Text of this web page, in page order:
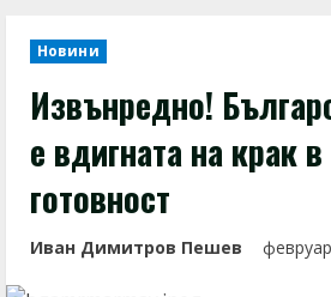
Новини
Извънредно!
е вдигната на крак
готовност
Иван Димитров Пешев